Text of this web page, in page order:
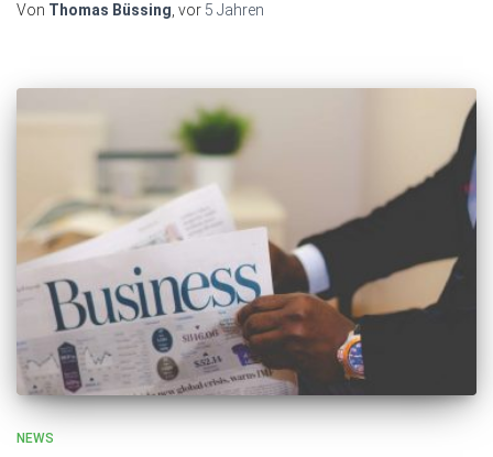
Von Thomas Büssing, vor 5 Jahren
NEWS